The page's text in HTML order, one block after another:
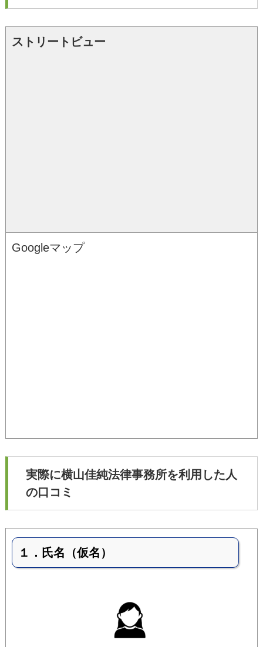
ストリートビュー
Googleマップ
実際に横山佳純法律事務所を利用した人
の口コミ
１．氏名（仮名）